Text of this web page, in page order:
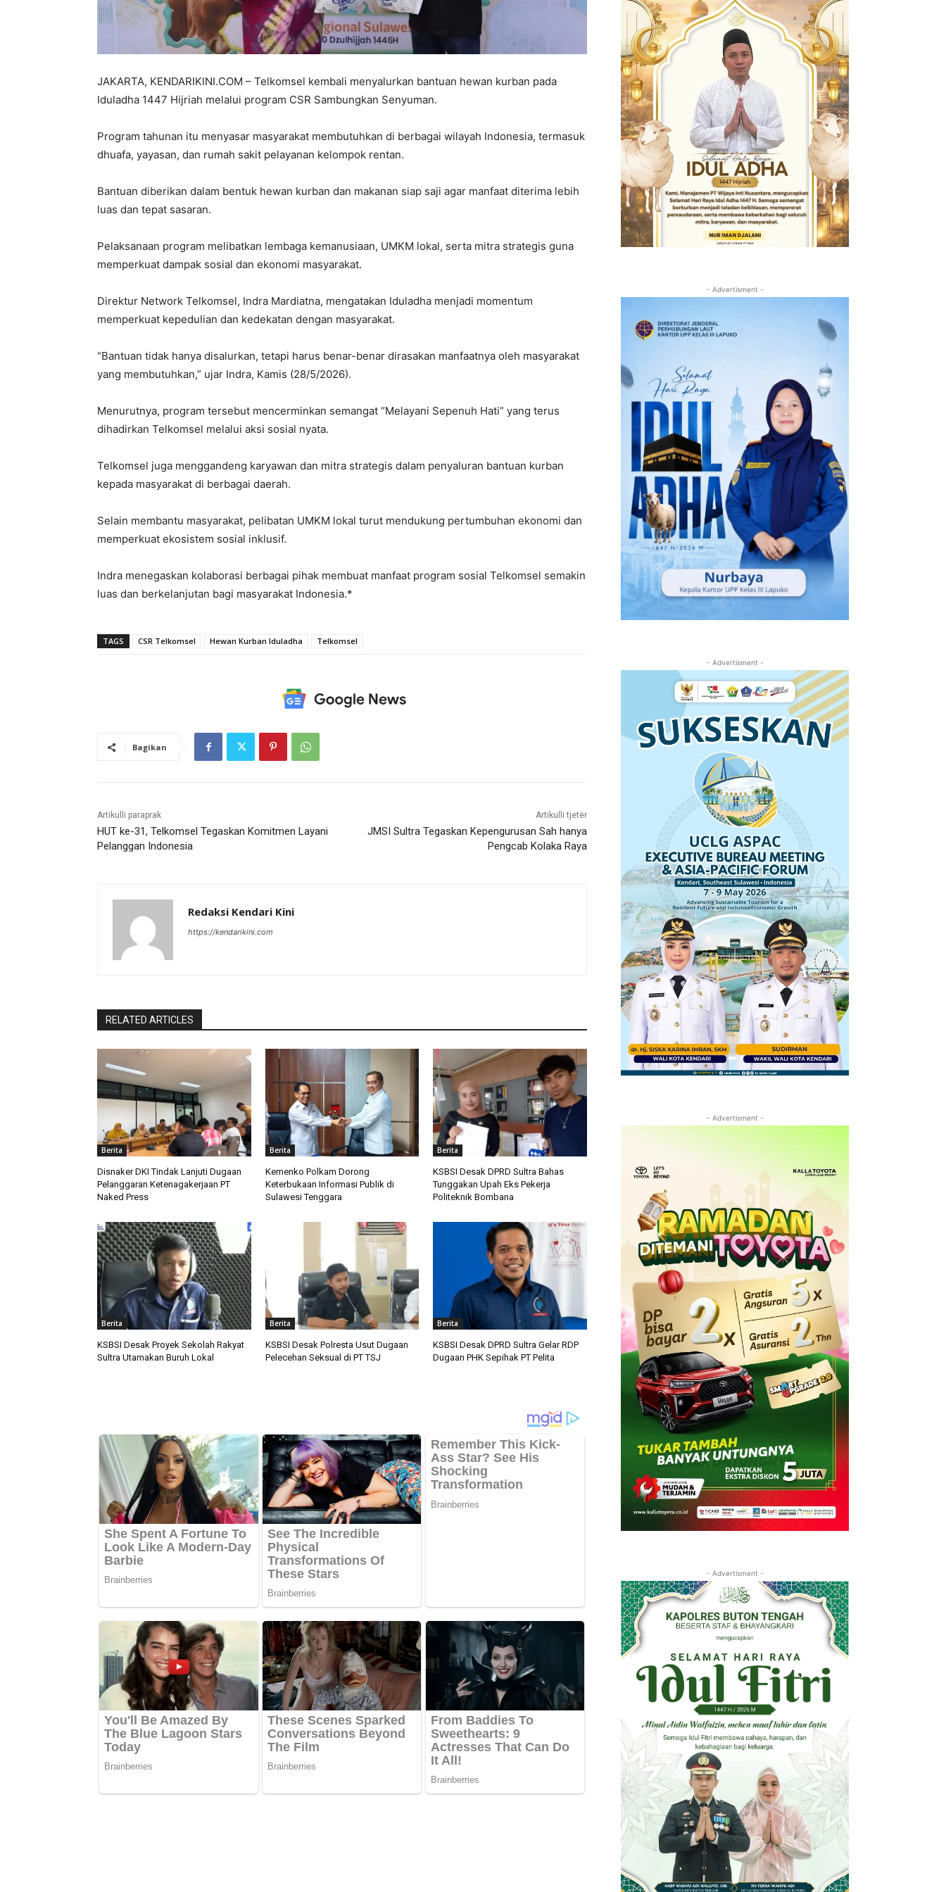
JAKARTA, KENDARIKINI.COM – Telkomsel kembali menyalurkan bantuan hewan kurban pada
Iduladha 1447 Hijriah melalui program CSR Sambungkan Senyuman.
Program tahunan itu menyasar masyarakat membutuhkan di berbagai wilayah Indonesia, termasuk
dhuafa, yayasan, dan rumah sakit pelayanan kelompok rentan.
Bantuan diberikan dalam bentuk hewan kurban dan makanan siap saji agar manfaat diterima lebih
luas dan tepat sasaran.
Pelaksanaan program melibatkan lembaga kemanusiaan, UMKM lokal, serta mitra strategis guna
memperkuat dampak sosial dan ekonomi masyarakat.
Direktur Network Telkomsel, Indra Mardiatna, mengatakan Iduladha menjadi momentum
memperkuat kepedulian dan kedekatan dengan masyarakat.
“Bantuan tidak hanya disalurkan, tetapi harus benar-benar dirasakan manfaatnya oleh masyarakat
yang membutuhkan,” ujar Indra, Kamis (28/5/2026).
Menurutnya, program tersebut mencerminkan semangat “Melayani Sepenuh Hati” yang terus
dihadirkan Telkomsel melalui aksi sosial nyata.
Telkomsel juga menggandeng karyawan dan mitra strategis dalam penyaluran bantuan kurban
kepada masyarakat di berbagai daerah.
Selain membantu masyarakat, pelibatan UMKM lokal turut mendukung pertumbuhan ekonomi dan
memperkuat ekosistem sosial inklusif.
Indra menegaskan kolaborasi berbagai pihak membuat manfaat program sosial Telkomsel semakin
luas dan berkelanjutan bagi masyarakat Indonesia.*
TAGS CSR Telkomsel Hewan Kurban Iduladha Telkomsel
Bagikan
Artikulli paraprak
HUT ke-31, Telkomsel Tegaskan Komitmen Layani
Pelanggan Indonesia
Artikulli tjetër
JMSI Sultra Tegaskan Kepengurusan Sah hanya
Pengcab Kolaka Raya
Redaksi Kendari Kini
https://kendarikini.com
RELATED ARTICLES
Berita
Disnaker DKI Tindak Lanjuti Dugaan
Pelanggaran Ketenagakerjaan PT
Naked Press
Berita
Kemenko Polkam Dorong
Keterbukaan Informasi Publik di
Sulawesi Tenggara
Berita
KSBSI Desak DPRD Sultra Bahas
Tunggakan Upah Eks Pekerja
Politeknik Bombana
Berita
KSBSI Desak Proyek Sekolah Rakyat
Sultra Utamakan Buruh Lokal
Berita
KSBSI Desak Polresta Usut Dugaan
Pelecehan Seksual di PT TSJ
Berita
KSBSI Desak DPRD Sultra Gelar RDP
Dugaan PHK Sepihak PT Pelita
- Advertisment -
- Advertisment -
- Advertisment -
- Advertisment -